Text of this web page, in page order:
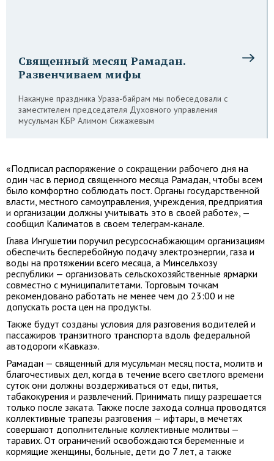
Священный месяц Рамадан.
Развенчиваем мифы
Накануне праздника Ураза-байрам мы побеседовали с
заместителем председателя Духовного управления
мусульман КБР Алимом Сижажевым
«Подписал распоряжение о сокращении рабочего дня на
один час в период священного месяца Рамадан, чтобы всем
было комфортно соблюдать пост. Органы государственной
власти, местного самоуправления, учреждения, предприятия
и организации должны учитывать это в своей работе», —
сообщил Калиматов в своем телеграм-канале.
Глава Ингушетии поручил ресурсоснабжающим организациям
обеспечить бесперебойную подачу электроэнергии, газа и
воды на протяжении всего месяца, а Минсельхозу
республики — организовать сельскохозяйственные ярмарки
совместно с муниципалитетами. Торговым точкам
рекомендовано работать не менее чем до 23:00 и не
допускать роста цен на продукты.
Также будут созданы условия для разговения водителей и
пассажиров транзитного транспорта вдоль федеральной
автодороги «Кавказ».
Рамадан — священный для мусульман месяц поста, молитв и
благочестивых дел, когда в течение всего светлого времени
суток они должны воздерживаться от еды, питья,
табакокурения и развлечений. Принимать пищу разрешается
только после заката. Также после захода солнца проводятся
коллективные трапезы разговения — ифтары, в мечетях
совершают дополнительные коллективные молитвы —
таравих. От ограничений освобождаются беременные и
кормящие женщины, больные, дети до 7 лет, а также